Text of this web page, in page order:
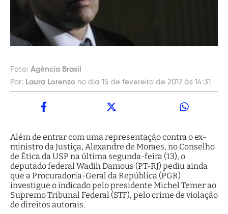
Foto: Agência Brasil
Por: Laura Lorenzo no dia 15 de fevereiro de 2017 às 14:31
Além de entrar com uma representação contra o ex-
ministro da Justiça, Alexandre de Moraes, no Conselho
de Ética da USP na última segunda-feira (13), o
deputado federal Wadih Damous (PT-RJ) pediu ainda
que a Procuradoria-Geral da República (PGR)
investigue o indicado pelo presidente Michel Temer ao
Supremo Tribunal Federal (STF), pelo crime de violação
de direitos autorais.